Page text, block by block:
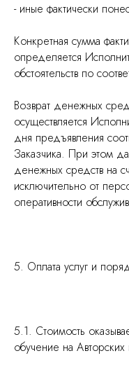
- иные фактически
Конкретная сумма
определяется
обстоятельств по
Возврат денежных
осуществляется
дня предъявления
Заказчика. При этом
денежных средств на
исключительно от
оперативности
5. Оплата услуг и
5.1. Стоимость
обучение на Авторских